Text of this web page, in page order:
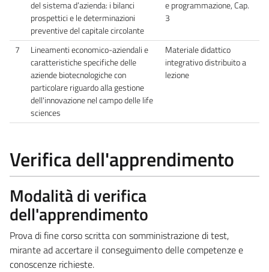
del sistema d’azienda: i bilanci
prospettici e le determinazioni
preventive del capitale circolante
e programmazione, Cap.
3
7
Lineamenti economico-aziendali e
caratteristiche specifiche delle
aziende biotecnologiche con
particolare riguardo alla gestione
dell'innovazione nel campo delle life
sciences
Materiale didattico
integrativo distribuito a
lezione
Verifica dell'apprendimento
Modalità di verifica
dell'apprendimento
Prova di fine corso scritta con somministrazione di test,
mirante ad accertare il conseguimento delle competenze e
conoscenze richieste.